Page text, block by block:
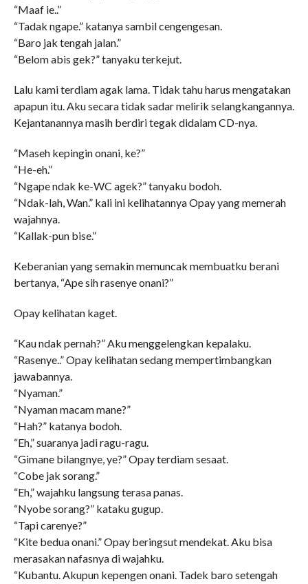
“Maaf ie..”
“Tadak ngape.” katanya sambil cengengesan.
“Baro jak tengah jalan.”
“Belom abis gek?” tanyaku terkejut.
Lalu kami terdiam agak lama. Tidak tahu harus mengatakan
apapun itu. Aku secara tidak sadar melirik selangkangannya.
Kejantanannya masih berdiri tegak didalam CD-nya.
“Maseh kepingin onani, ke?”
“He-eh.”
“Ngape ndak ke-WC agek?” tanyaku bodoh.
“Ndak-lah, Wan.” kali ini kelihatannya Opay yang memerah
wajahnya.
“Kallak-pun bise.”
Keberanian yang semakin memuncak membuatku berani
bertanya, “Ape sih rasenye onani?”
Opay kelihatan kaget.
“Kau ndak pernah?” Aku menggelengkan kepalaku.
“Rasenye..” Opay kelihatan sedang mempertimbangkan
jawabannya.
“Nyaman.”
“Nyaman macam mane?”
“Hah?” katanya bodoh.
“Eh,” suaranya jadi ragu-ragu.
“Gimane bilangnye, ye?” Opay terdiam sesaat.
“Cobe jak sorang.”
“Eh,” wajahku langsung terasa panas.
“Nyobe sorang?” kataku gugup.
“Tapi carenye?”
“Kite bedua onani.” Opay beringsut mendekat. Aku bisa
merasakan nafasnya di wajahku.
“Kubantu. Akupun kepengen onani. Tadek baro setengah